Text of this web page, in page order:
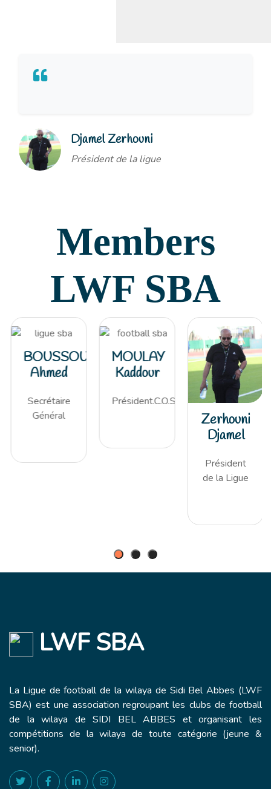
Djamel Zerhouni
Président de la ligue
Members
LWF SBA
BOUSSOUAR
Ahmed
Secrétaire
Général
MOULAY
Kaddour
Président.C.O.S
Zerhouni
Djamel
Président
de la Ligue
LWF SBA
La Ligue de football de la wilaya de Sidi Bel Abbes (LWF
SBA) est une association regroupant les clubs de football
de la wilaya de SIDI BEL ABBES et organisant les
compétitions de la wilaya de toute catégorie (jeune &
senior).